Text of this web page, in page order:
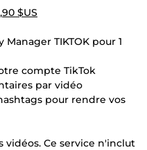
$US
TIKTOK pour 1
compte TikTok
par vidéo
pour rendre vos
vidéos. Ce service n'inclut